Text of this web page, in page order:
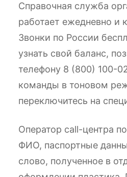
Справочная служба
работает ежедневно и
Звонки по России
узнать свой баланс,
телефону 8 (800) 100-
команды в тоновом
переключитесь на
Оператор call-центра
ФИО, паспортные
слово, полученное в